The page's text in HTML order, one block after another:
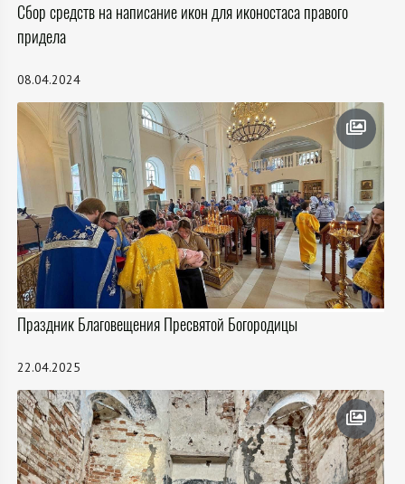
Сбор средств на написание икон для иконостаса правого
придела
08.04.2024
Праздник Благовещения Пресвятой Богородицы
22.04.2025